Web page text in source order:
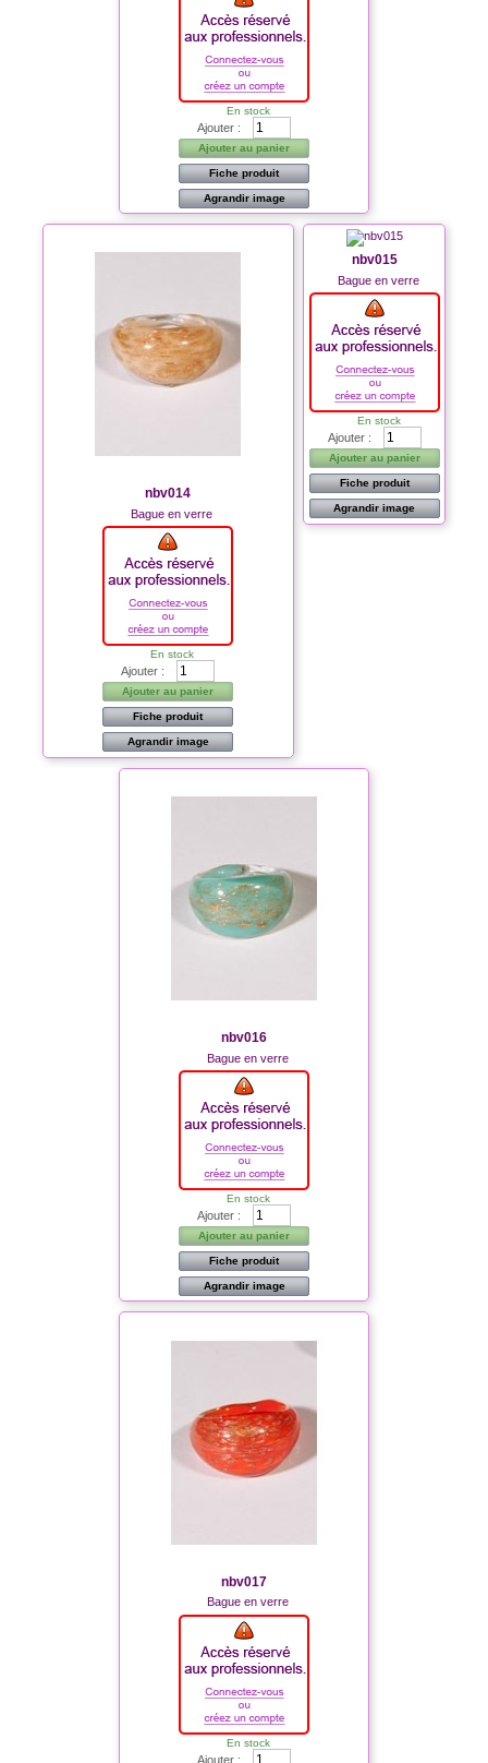
En stock
Ajouter :
Ajouter au panier
Fiche produit
Agrandir image
nbv014
Bague en verre
En stock
Ajouter :
Ajouter au panier
Fiche produit
Agrandir image
nbv015
Bague en verre
En stock
Ajouter :
Ajouter au panier
Fiche produit
Agrandir image
nbv016
Bague en verre
En stock
Ajouter :
Ajouter au panier
Fiche produit
Agrandir image
nbv017
Bague en verre
En stock
Ajouter :